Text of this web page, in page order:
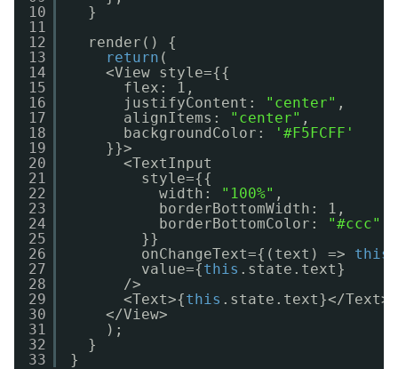
10
11
12
13
14
15
16
17
18
19
20
21
22
23
24
25
26
27
28
29
30
31
32
33
}
render() {
return (
<View style={{
flex: 1,
justifyContent:
"center" ,
alignItems:
"center" ,
backgroundColor:
'#F5FCFF'
}}>
<TextInput
style={{
width:
"100%" ,
borderBottomWidth: 1,
borderBottomColor:
"#ccc"
}}
onChangeText={(text) => this
value={this .state.text}
/>
<Text>{this .state.text}</Text>
</View>
);
}
}